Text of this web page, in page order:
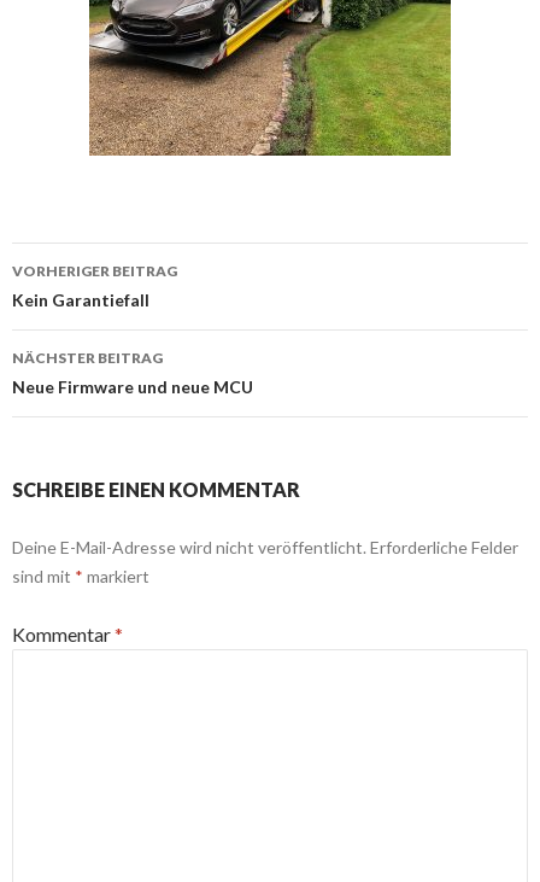
Beitrags-
Navigation
VORHERIGER BEITRAG
Kein Garantiefall
NÄCHSTER BEITRAG
Neue Firmware und neue MCU
SCHREIBE EINEN KOMMENTAR
Deine E-Mail-Adresse wird nicht veröffentlicht. Erforderliche Felder
sind mit * markiert
Kommentar*